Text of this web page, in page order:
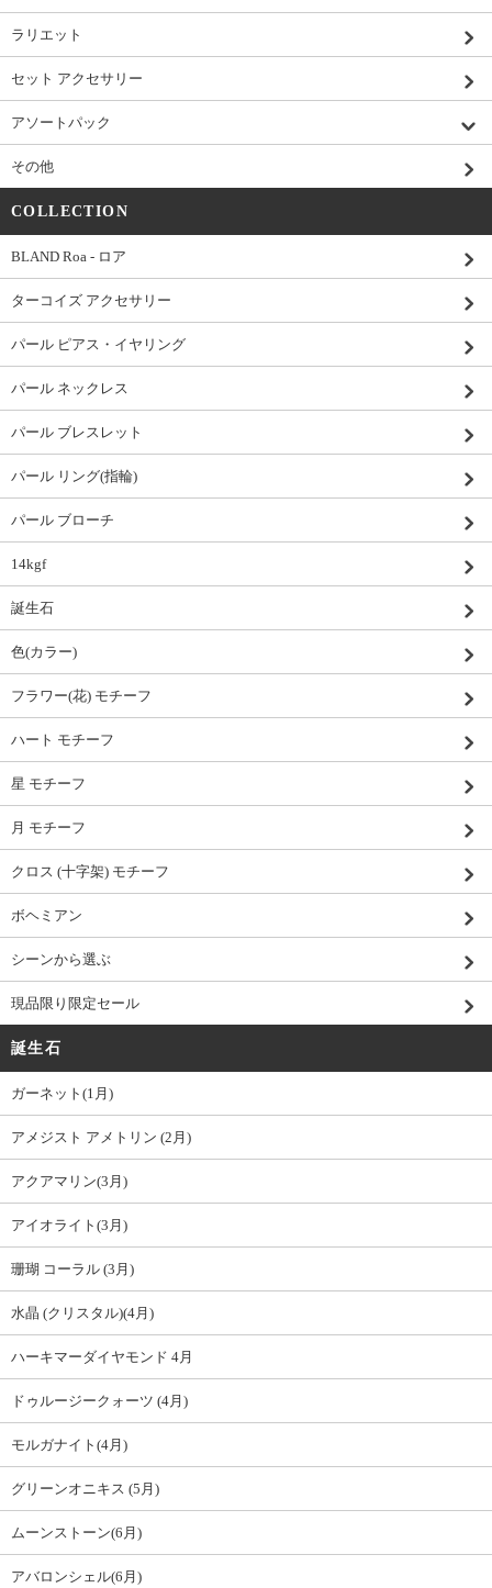
ラリエット
セット アクセサリー
アソートパック
その他
COLLECTION
BLAND Roa - ロア
ターコイズ アクセサリー
パール ピアス・イヤリング
パール ネックレス
パール ブレスレット
パール リング(指輪)
パール ブローチ
14kgf
誕生石
色(カラー)
フラワー(花) モチーフ
ハート モチーフ
星 モチーフ
月 モチーフ
クロス (十字架) モチーフ
ボヘミアン
シーンから選ぶ
現品限り限定セール
誕生石
ガーネット(1月)
アメジスト アメトリン (2月)
アクアマリン(3月)
アイオライト(3月)
珊瑚 コーラル (3月)
水晶 (クリスタル)(4月)
ハーキマーダイヤモンド 4月
ドゥルージークォーツ (4月)
モルガナイト(4月)
グリーンオニキス (5月)
ムーンストーン(6月)
アバロンシェル(6月)